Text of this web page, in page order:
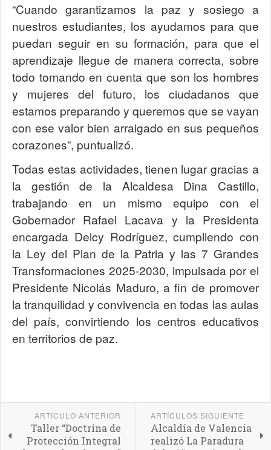
“Cuando garantizamos la paz y sosiego a
nuestros estudiantes, los ayudamos para que
puedan seguir en su formación, para que el
aprendizaje llegue de manera correcta, sobre
todo tomando en cuenta que son los hombres
y mujeres del futuro, los ciudadanos que
estamos preparando y queremos que se vayan
con ese valor bien arraigado en sus pequeños
corazones”, puntualizó.
Todas estas actividades, tienen lugar gracias a
la gestión de la Alcaldesa Dina Castillo,
trabajando en un mismo equipo con el
Gobernador Rafael Lacava y la Presidenta
encargada Delcy Rodríguez, cumpliendo con
la Ley del Plan de la Patria y las 7 Grandes
Transformaciones 2025-2030, impulsada por el
Presidente Nicolás Maduro, a fin de promover
la tranquilidad y convivencia en todas las aulas
del país, convirtiendo los centros educativos
en territorios de paz.
ARTÍCULO ANTERIOR
Taller “Doctrina de
Protección Integral
ARTÍCULOS SIGUIENTE
Alcaldía de Valencia
realizó La Paradura